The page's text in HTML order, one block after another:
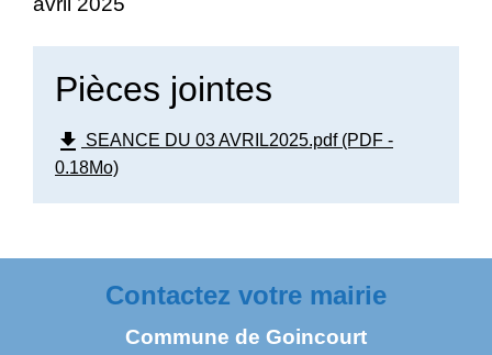
Pièces jointes
file_download SEANCE DU 03 AVRIL2025.pdf (PDF -
0.18Mo)
Contactez votre mairie
Commune de Goincourt